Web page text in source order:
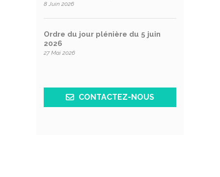
8 Juin 2026
Ordre du jour plénière du 5 juin
2026
27 Mai 2026
CONTACTEZ-NOUS